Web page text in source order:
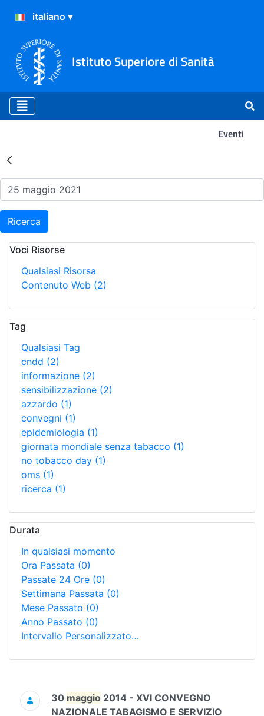
Istituto Superiore di Sanità
Eventi
Risultati della Ricerca -
Ricerca
Voci Risorse
Qualsiasi Risorsa
Contenuto Web (2)
Tag
Qualsiasi Tag
cndd (2)
informazione (2)
sensibilizzazione (2)
azzardo (1)
convegni (1)
epidemiologia (1)
giornata mondiale senza tabacco (1)
no tobacco day (1)
oms (1)
ricerca (1)
Durata
In qualsiasi momento
Ora Passata (0)
Passate 24 Ore (0)
Settimana Passata (0)
Mese Passato (0)
Anno Passato (0)
Intervallo Personalizzato…
Ricerca
30 maggio 2014 - XVI CONVEGNO
NAZIONALE TABAGISMO E SERVIZIO